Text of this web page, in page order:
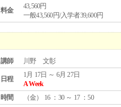
料金
43,560円
一般43,560円/入学者39,600円
講師 川野 文彰
日程
1月 17日 ～ 6月 27日
A Week
時間
（金） 16 ：30 ～ 17 ：50